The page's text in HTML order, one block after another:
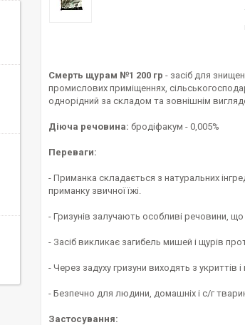
Смерть щурам №1 200 гр - засіб для
промислових приміщеннях,
однорідний за складом та зовнішнім
Діюча речовина: бродіфакум - 0,005%
Переваги:
- Приманка складається з натуральних
приманку звичної їжі.
- Гризунів залучають особливі речовини,
- Засіб викликає загибель мишей і щурів
- Через задуху гризуни виходять з укриттів
- Безпечно для людини, домашніх і с/г
Застосування: